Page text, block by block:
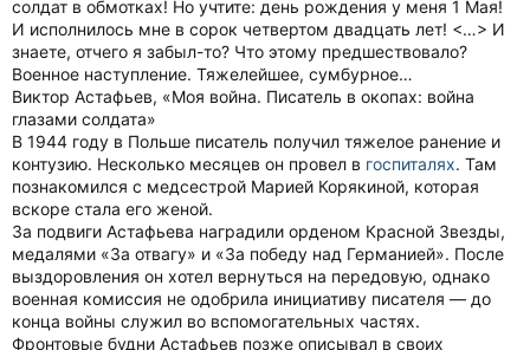
солдат в обмотках! Но учтите: день рождения у меня 1 Мая!
И исполнилось мне в сорок четвертом двадцать лет! <…> И
знаете, отчего я забыл-то? Что этому предшествовало?
Военное наступление. Тяжелейшее, сумбурное…
Виктор Астафьев, «Моя война. Писатель в окопах: война
глазами солдата»
В 1944 году в Польше писатель получил тяжелое ранение и
контузию. Несколько месяцев он провел в госпиталях. Там
познакомился с медсестрой Марией Корякиной, которая
вскоре стала его женой.
За подвиги Астафьева наградили орденом Красной Звезды,
медалями «За отвагу» и «За победу над Германией». После
выздоровления он хотел вернуться на передовую, однако
военная комиссия не одобрила инициативу писателя — до
конца войны служил во вспомогательных частях.
Фронтовые будни Астафьев позже описывал в своих